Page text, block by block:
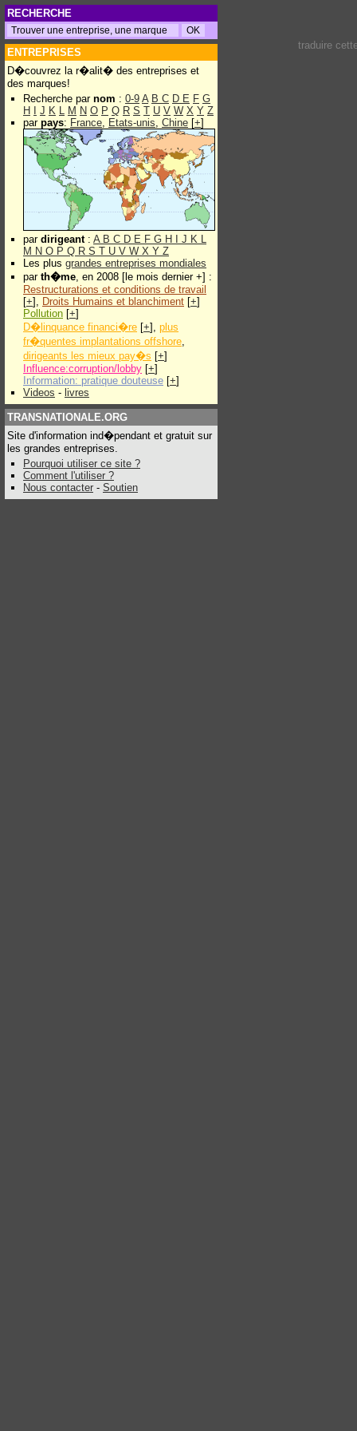
RECHERCHE
ENTREPRISES
D�couvrez la r�alit� des entreprises et
des marques!
Recherche par nom : 0-9 A B C D E F G
H
J K L M N O P Q R S T U V W X Y Z
par pays: France, Etats-unis, Chine [+]
par dirigeant: A B C D E F G H J K L
M N O P Q R S T U V W X Y Z
Les plus grandes entreprises mondiales
par th�me, en 2008 [le mois dernier +] :
Restructurations et conditions de travail
[+], Droits Humains et blanchiment [+]
Pollution [+]
D�linquance financi�re [+], plus
fr�quentes implantations offshore,
dirigeants les mieux pay�s [+]
Influence:corruption/lobby [+]
Information: pratique douteuse [+]
Videos - livres
TRANSNATIONALE.ORG
Site d'information ind�pendant et gratuit sur
les grandes entreprises.
Pourquoi utiliser ce site ?
Comment l'utiliser ?
Nous contacter - Soutien
traduire